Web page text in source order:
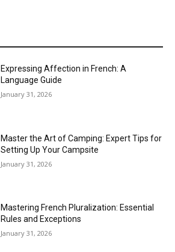
Expressing Affection in French: A
Language Guide
January 31, 2026
Master the Art of Camping: Expert Tips for
Setting Up Your Campsite
January 31, 2026
Mastering French Pluralization: Essential
Rules and Exceptions
January 31, 2026